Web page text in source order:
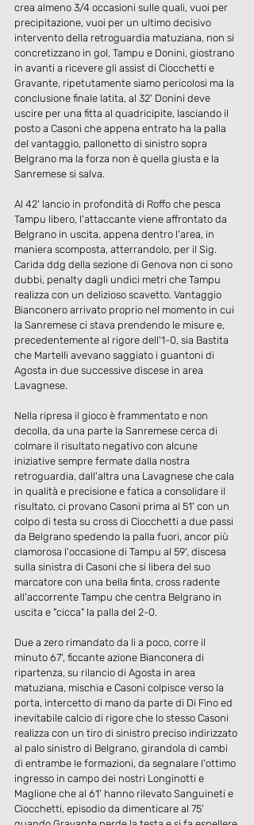
crea almeno 3/4 occasioni sulle quali, vuoi per
precipitazione, vuoi per un ultimo decisivo
intervento della retroguardia matuziana, non si
concretizzano in gol, Tampu e Donini, giostrano
in avanti a ricevere gli assist di Ciocchetti e
Gravante, ripetutamente siamo pericolosi ma la
conclusione finale latita, al 32' Donini deve
uscire per una fitta al quadricipite, lasciando il
posto a Casoni che appena entrato ha la palla
del vantaggio, pallonetto di sinistro sopra
Belgrano ma la forza non è quella giusta e la
Sanremese si salva.
Al 42' lancio in profondità di Roffo che pesca
Tampu libero, l'attaccante viene affrontato da
Belgrano in uscita, appena dentro l'area, in
maniera scomposta, atterrandolo, per il Sig.
Carida ddg della sezione di Genova non ci sono
dubbi, penalty dagli undici metri che Tampu
realizza con un delizioso scavetto. Vantaggio
Bianconero arrivato proprio nel momento in cui
la Sanremese ci stava prendendo le misure e,
precedentemente al rigore dell'1-0, sia Bastita
che Martelli avevano saggiato i guantoni di
Agosta in due successive discese in area
Lavagnese.
Nella ripresa il gioco è frammentato e non
decolla, da una parte la Sanremese cerca di
colmare il risultato negativo con alcune
iniziative sempre fermate dalla nostra
retroguardia, dall'altra una Lavagnese che cala
in qualità e precisione e fatica a consolidare il
risultato, ci provano Casoni prima al 51' con un
colpo di testa su cross di Ciocchetti a due passi
da Belgrano spedendo la palla fuori, ancor più
clamorosa l'occasione di Tampu al 59', discesa
sulla sinistra di Casoni che si libera del suo
marcatore con una bella finta, cross radente
all'accorrente Tampu che centra Belgrano in
uscita e "cicca" la palla del 2-0.
Due a zero rimandato da li a poco, corre il
minuto 67', ficcante azione Bianconera di
ripartenza, su rilancio di Agosta in area
matuziana, mischia e Casoni colpisce verso la
porta, intercetto di mano da parte di Di Fino ed
inevitabile calcio di rigore che lo stesso Casoni
realizza con un tiro di sinistro preciso indirizzato
al palo sinistro di Belgrano, girandola di cambi
di entrambe le formazioni, da segnalare l'ottimo
ingresso in campo dei nostri Longinotti e
Maglione che al 61' hanno rilevato Sanguineti e
Ciocchetti, episodio da dimenticare al 75'